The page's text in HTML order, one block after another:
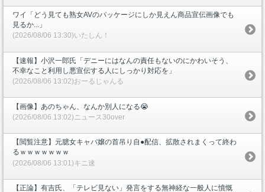
ワイ「どう見ても熟女AVのパッケージにしか見えん商品宣伝画像でも
見るか...」
(2026/08/06 13:30)いたしん！
【速報】小沢一郎氏「デニーにはなんの責任もないのにかわいそう、
不幸なこと利用し悪宣伝する人にしっかり対応を」
(2026/08/06 13:02)おーるじゃんる
【画像】あのちゃん、なんか別人になる😭
(2026/08/06 13:02)ニュース30over
【閲覧注意】元臆女キャバ嬢の首吊り自●配信、拡散されまくって終わ
るｗｗｗｗｗｗｗ
(2026/08/06 13:01)キニ速
【正論】有吉氏、「テレビ見ない」発言をする無神経な一般人に憤慨